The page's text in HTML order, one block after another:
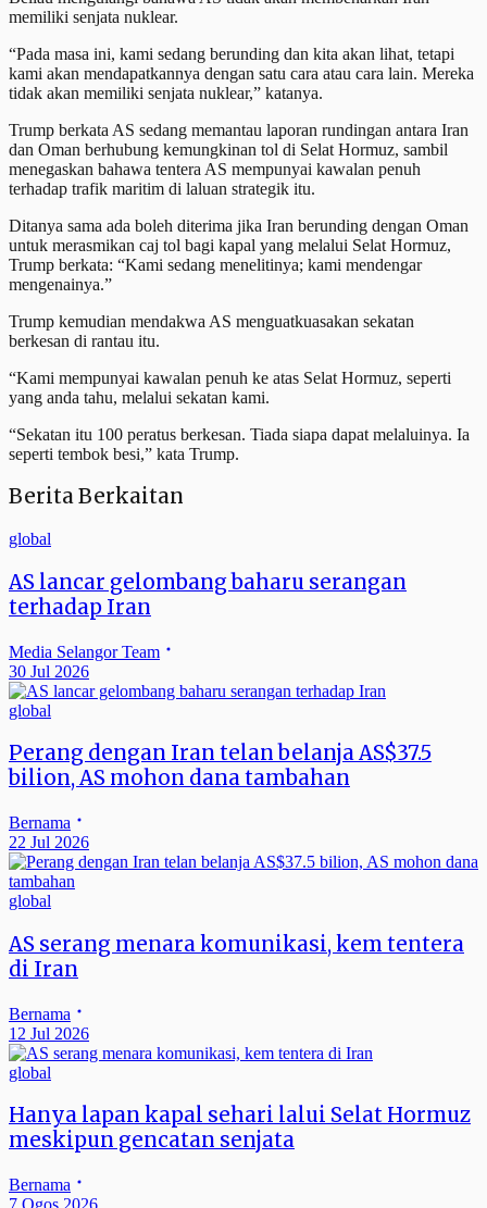
memiliki senjata nuklear.
“Pada masa ini, kami sedang berunding dan kita akan lihat, tetapi
kami akan mendapatkannya dengan satu cara atau cara lain. Mereka
tidak akan memiliki senjata nuklear,” katanya.
Trump berkata AS sedang memantau laporan rundingan antara Iran
dan Oman berhubung kemungkinan tol di Selat Hormuz, sambil
menegaskan bahawa tentera AS mempunyai kawalan penuh
terhadap trafik maritim di laluan strategik itu.
Ditanya sama ada boleh diterima jika Iran berunding dengan Oman
untuk merasmikan caj tol bagi kapal yang melalui Selat Hormuz,
Trump berkata: “Kami sedang menelitinya; kami mendengar
mengenainya.”
Trump kemudian mendakwa AS menguatkuasakan sekatan
berkesan di rantau itu.
“Kami mempunyai kawalan penuh ke atas Selat Hormuz, seperti
yang anda tahu, melalui sekatan kami.
“Sekatan itu 100 peratus berkesan. Tiada siapa dapat melaluinya. Ia
seperti tembok besi,” kata Trump.
Berita Berkaitan
global
AS lancar gelombang baharu serangan
terhadap Iran
Media Selangor Team
30 Jul 2026
global
Perang dengan Iran telan belanja AS$37.5
bilion, AS mohon dana tambahan
Bernama
22 Jul 2026
global
AS serang menara komunikasi, kem tentera
di Iran
Bernama
12 Jul 2026
global
Hanya lapan kapal sehari lalui Selat Hormuz
meskipun gencatan senjata
Bernama
7 Ogos 2026